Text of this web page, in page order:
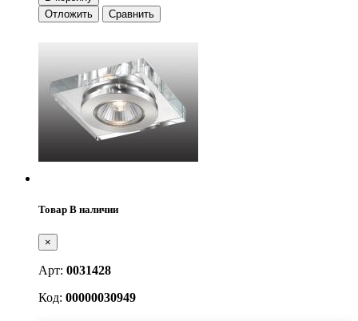
Отложить
Сравнить
Товар В наличии
×
Арт: 0031428
Код: 00000030949